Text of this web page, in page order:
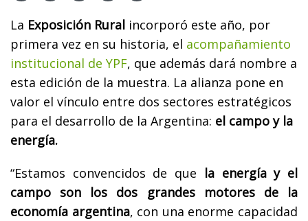
La Exposición Rural incorporó este año, por
primera vez en su historia, el acompañamiento
institucional de YPF, que además dará nombre a
esta edición de la muestra. La alianza pone en
valor el vínculo entre dos sectores estratégicos
para el desarrollo de la Argentina: el campo y la
energía.
“Estamos convencidos de que la energía y el
campo son los dos grandes motores de la
economía argentina, con una enorme capacidad